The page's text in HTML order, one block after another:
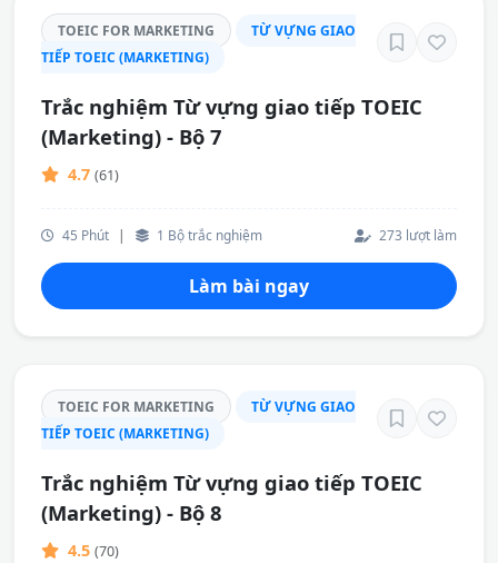
TOEIC FOR MARKETING
TỪ VỰNG GIAO
TIẾP TOEIC (MARKETING)
Trắc nghiệm Từ vựng giao tiếp TOEIC
(Marketing) - Bộ 7
4.7 (61)
45 Phút | 1 Bộ trắc nghiệm 273 lượt làm
Làm bài ngay
TOEIC FOR MARKETING
TỪ VỰNG GIAO
TIẾP TOEIC (MARKETING)
Trắc nghiệm Từ vựng giao tiếp TOEIC
(Marketing) - Bộ 8
4.5 (70)